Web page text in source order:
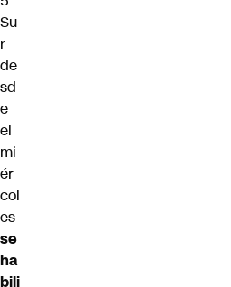
Su
r
de
sd
e
el
mi
ér
col
es
se
ha
bili